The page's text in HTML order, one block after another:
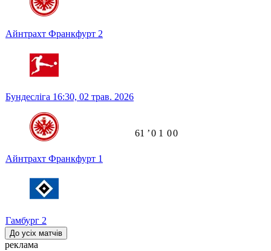
Айнтрахт Франкфурт 2
Бундесліга 16:30, 02 трав. 2026
Айнтрахт Франкфурт 1
Гамбург 2
61 ʼ0 1 00
До усіх матчів
реклама